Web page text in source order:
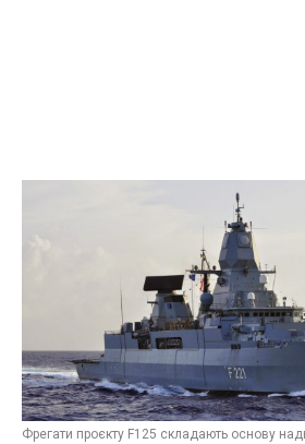
Фрегати проєкту F125 складають основу